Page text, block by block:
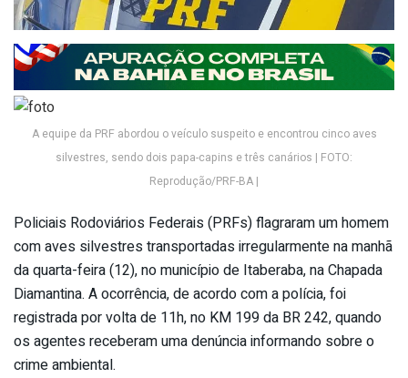
A equipe da PRF abordou o veículo suspeito e encontrou cinco aves
silvestres, sendo dois papa-capins e três canários | FOTO:
Reprodução/PRF-BA |
Policiais Rodoviários Federais (PRFs) flagraram um homem
com aves silvestres transportadas irregularmente na manhã
da quarta-feira (12), no município de Itaberaba, na Chapada
Diamantina. A ocorrência, de acordo com a polícia, foi
registrada por volta de 11h, no KM 199 da BR 242, quando
os agentes receberam uma denúncia informando sobre o
crime ambiental.